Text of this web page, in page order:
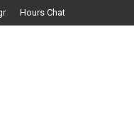
Hours Chat